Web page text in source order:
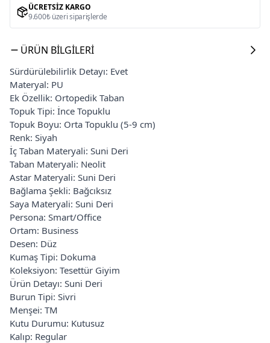
ÜCRETSIZ KARGO
9.600₺ üzeri siparişlerde
ÜRÜN BILGILERI
Sürdürülebilirlik Detayı: Evet
Materyal: PU
Ek Özellik: Ortopedik Taban
Topuk Tipi: İnce Topuklu
Topuk Boyu: Orta Topuklu (5-9 cm)
Renk: Siyah
İç Taban Materyali: Suni Deri
Taban Materyali: Neolit
Astar Materyali: Suni Deri
Bağlama Şekli: Bağcıksız
Saya Materyali: Suni Deri
Persona: Smart/Office
Ortam: Business
Desen: Düz
Kumaş Tipi: Dokuma
Koleksiyon: Tesettür Giyim
Ürün Detayı: Suni Deri
Burun Tipi: Sivri
Menşei: TM
Kutu Durumu: Kutusuz
Kalıp: Regular